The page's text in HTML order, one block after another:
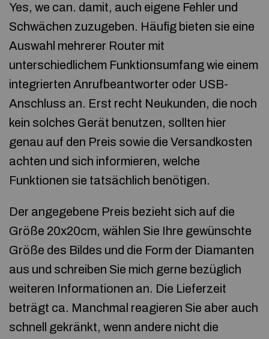
Yes, we can. damit, auch eigene Fehler und
Schwächen zuzugeben. Häufig bieten sie eine
Auswahl mehrerer Router mit
unterschiedlichem Funktionsumfang wie einem
integrierten Anrufbeantworter oder USB-
Anschluss an. Erst recht Neukunden, die noch
kein solches Gerät benutzen, sollten hier
genau auf den Preis sowie die Versandkosten
achten und sich informieren, welche
Funktionen sie tatsächlich benötigen.
Der angegebene Preis bezieht sich auf die
Größe 20x20cm, wählen Sie Ihre gewünschte
Größe des Bildes und die Form der Diamanten
aus und schreiben Sie mich gerne bezüglich
weiteren Informationen an. Die Lieferzeit
beträgt ca. Manchmal reagieren Sie aber auch
schnell gekränkt, wenn andere nicht die